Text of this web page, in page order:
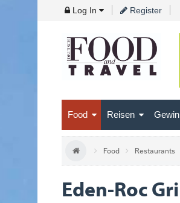
Log In Register
Food Reisen
Food Restaurants
Eden-Roc